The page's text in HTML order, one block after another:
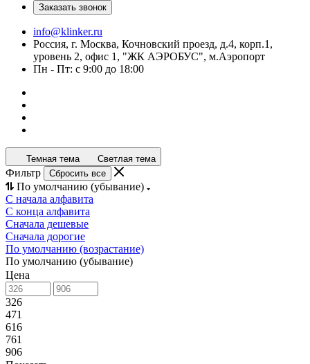
Заказать звонок
info@klinker.ru
Россия, г. Москва, Кочновский проезд, д.4, корп.1,
уровень 2, офис 1, "ЖК АЭРОБУС", м.Аэропорт
Пн - Пт: с 9:00 до 18:00
Темная тема Светлая тема
Фильтр Сбросить все
По умолчанию (убывание)
С начала алфавита
С конца алфавита
Сначала дешевые
Сначала дорогие
По умолчанию (возрастание)
По умолчанию (убывание)
Цена
326
471
616
761
906